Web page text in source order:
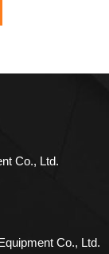
Co., Ltd.
Co., Ltd.